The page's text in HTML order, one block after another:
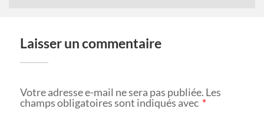
Laisser un commentaire
Votre adresse e-mail ne sera pas publiée. Les
champs obligatoires sont indiqués avec *